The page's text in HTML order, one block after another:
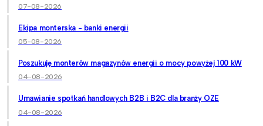
07-08-2026
Ekipa monterska - banki energii
05-08-2026
Poszukuję monterów magazynów energii o mocy powyżej 100 kW
04-08-2026
Umawianie spotkań handlowych B2B i B2C dla branży OZE
04-08-2026